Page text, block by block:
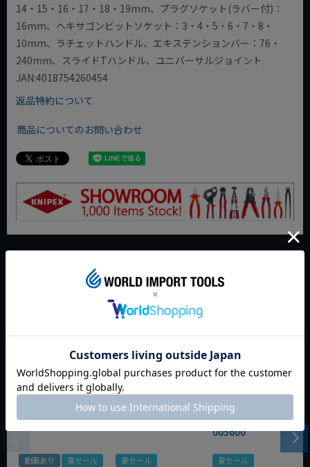
14・15・16・17・18・19mm、プラグソケット(ラバー付)：
16mm、ヘキサゴンビットソケット：3・4・5・6・7・8・
10mm、ラチェットハンドル、エキステンションバー：76・
240mm、スライドTハンドル、ユニバーサルジョイント
JAN:4018754260454
返品特約について
商品についてのお問い合わせ
今週のおすすめアイテム
WIT 1/4dr 20pcスタ
ビーソケット&ビッ
トセット WIT-10002
動画あり 夏セール
WIT/STAHLWILLE
12-イグニッション
スパナ 5本セット
夏セール
WERA ZYKLOP 1/4"
コンフォートラチェ
ット(レバー式)
005600
夏セール